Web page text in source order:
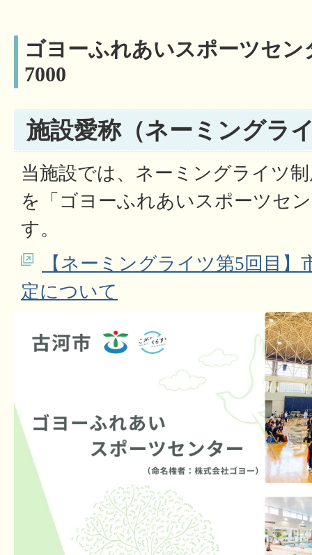
ゴヨーふれあいスポーツセン
7000
施設愛称（ネーミングラ
当施設では、ネーミングライツ
を「ゴヨーふれあいスポーツセ
す。
【ネーミングライツ第5回目
定について